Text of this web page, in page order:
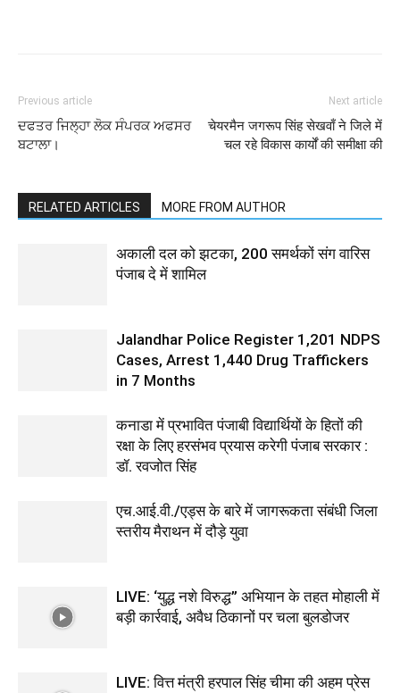
Previous article
ਦਫਤਰ ਜਿਲ੍ਹਾ ਲੋਕ ਸੰਪਰਕ ਅਫਸਰ
ਬਟਾਲਾ।
Next article
चेयरमैन जगरूप सिंह सेखवाँ ने जिले में
चल रहे विकास कार्यों की समीक्षा की
RELATED ARTICLES MORE FROM AUTHOR
अकाली दल को झटका, 200 समर्थकों संग वारिस
पंजाब दे में शामिल
Jalandhar Police Register 1,201 NDPS
Cases, Arrest 1,440 Drug Traffickers
in 7 Months
कनाडा में प्रभावित पंजाबी विद्यार्थियों के हितों की
रक्षा के लिए हरसंभव प्रयास करेगी पंजाब सरकार :
डॉ. रवजोत सिंह
एच.आई.वी./एड्स के बारे में जागरूकता संबंधी जिला
स्तरीय मैराथन में दौड़े युवा
LIVE: ‘युद्ध नशे विरुद्ध” अभियान के तहत मोहाली में
बड़ी कार्रवाई, अवैध ठिकानों पर चला बुलडोजर
LIVE: वित्त मंत्री हरपाल सिंह चीमा की अहम प्रेस